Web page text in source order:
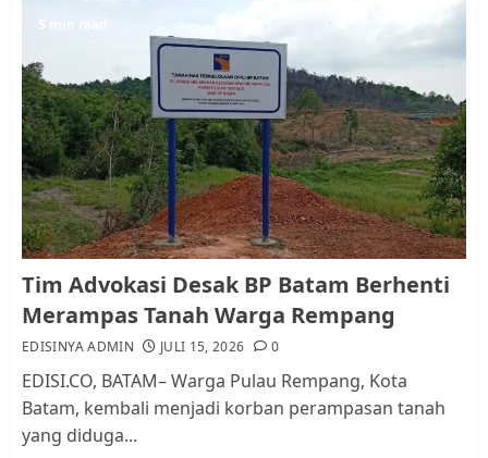
5
1
Pemko Batam Tegaskan RT dan
RW bukan Petugas Pendataan
dan Pemungutan Pajak
AGUSTUS 1, 2026 0
Kader Pajak jadi Penghubung
Pemerintah dan Masyarakat di
Lingkungan RT/RW
AGUSTUS 1, 2026
5 min read
Tim Advokasi Desak BP Batam Berhenti
Merampas Tanah Warga Rempang
EDISINYA ADMIN JULI 15, 2026 0
EDISI.CO, BATAM– Warga Pulau Rempang, Kota
Batam, kembali menjadi korban perampasan tanah
yang diduga...